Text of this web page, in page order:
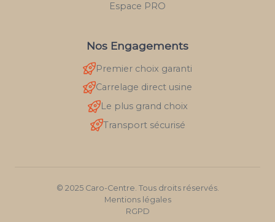
Espace PRO
Nos Engagements
Premier choix garanti
Carrelage direct usine
Le plus grand choix
Transport sécurisé
© 2025 Caro-Centre. Tous droits réservés.
Mentions légales
RGPD